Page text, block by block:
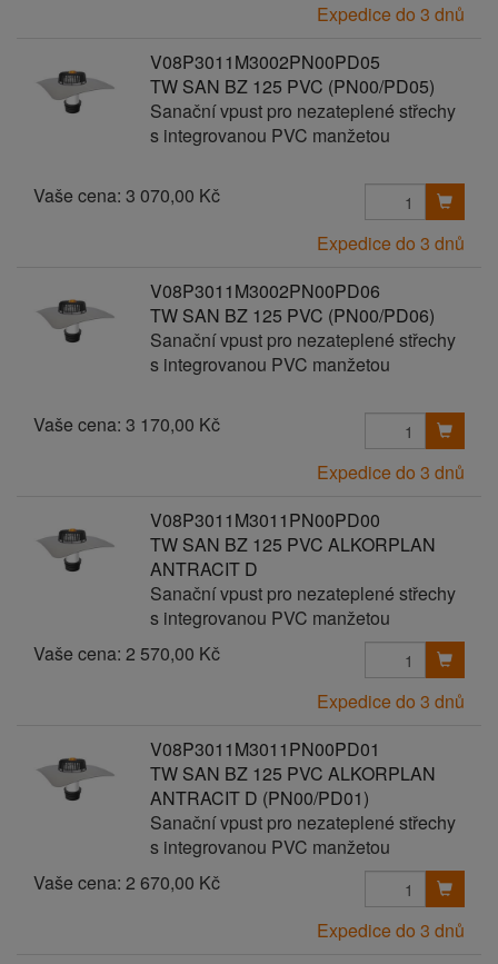
Expedice do 3 dnů
V08P3011M3002PN00PD05
TW SAN BZ 125 PVC (PN00/PD05)
Sanační vpust pro nezateplené střechy
s integrovanou PVC manžetou
Vaše cena: 3 070,00 Kč
Expedice do 3 dnů
V08P3011M3002PN00PD06
TW SAN BZ 125 PVC (PN00/PD06)
Sanační vpust pro nezateplené střechy
s integrovanou PVC manžetou
Vaše cena: 3 170,00 Kč
Expedice do 3 dnů
V08P3011M3011PN00PD00
TW SAN BZ 125 PVC ALKORPLAN
ANTRACIT D
Sanační vpust pro nezateplené střechy
s integrovanou PVC manžetou
Vaše cena: 2 570,00 Kč
Expedice do 3 dnů
V08P3011M3011PN00PD01
TW SAN BZ 125 PVC ALKORPLAN
ANTRACIT D (PN00/PD01)
Sanační vpust pro nezateplené střechy
s integrovanou PVC manžetou
Vaše cena: 2 670,00 Kč
Expedice do 3 dnů